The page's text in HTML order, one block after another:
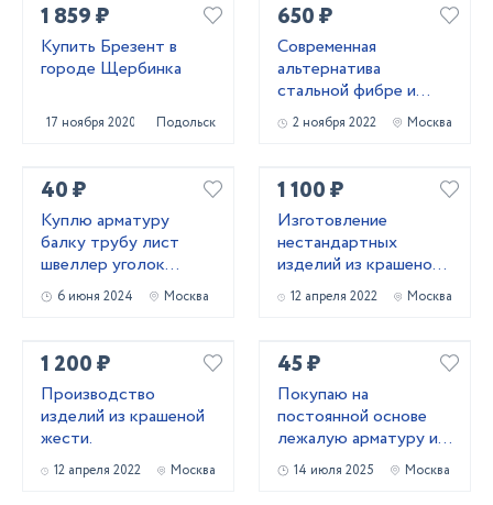
1 859 ₽
Купить Брезент в
городе Щербинка
17 ноября 2020 Подольск
650 ₽
Cовременная
альтернатива
стальной фибре и
каркасному
армированию.
2 ноября 2022 Москва
40 ₽
Куплю арматуру
балку трубу лист
швеллер уголок
лежалый
металлопрокат
6 июня 2024 Москва
1 100 ₽
Изготовление
нестандартных
изделий из крашеной
жести.
12 апреля 2022 Москва
1 200 ₽
Производство
изделий из крашеной
жести.
12 апреля 2022 Москва
45 ₽
Покупаю на
постоянной основе
лежалую арматуру и
металлопрокат!
Самовывоз
14 июля 2025 Москва